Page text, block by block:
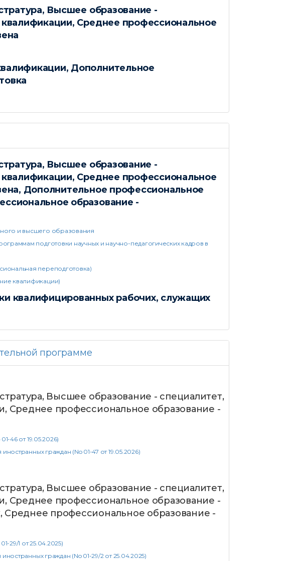
Высшее образование -
Среднее профессиональное
Дополнительное
Высшее образование -
Среднее профессиональное
Дополнительное профессиональное
образование -
и высшего образования
подготовки научных и научно-педагогических кадров в
переподготовка)
квалификации)
квалифицированных рабочих, служащих
программе
Высшее образование - специалитет,
Среднее профессиональное образование -
46 от 19.05.2026)
граждан (No 01-47 от 19.05.2026)
Высшее образование - специалитет,
Среднее профессиональное образование -
профессиональное образование -
29/1 от 25.04.2025)
граждан (No 01-29/2 от 25.04.2025)